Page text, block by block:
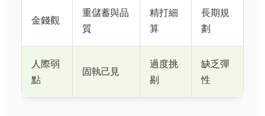
金錢觀
重儲蓄與品
質
精打細
算
長期規
劃
人際弱
點
固執己見
過度挑
剔
缺乏彈
性